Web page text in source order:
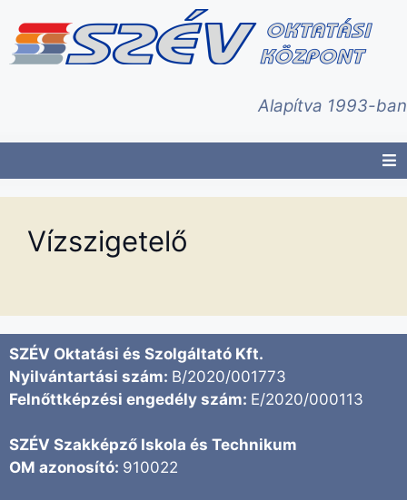
Alapítva 1993-ban
Vízszigetelő
SZÉV Oktatási és Szolgáltató Kft.
Nyilvántartási szám: B/2020/001773
Felnőttképzési engedély szám: E/2020/000113
SZÉV Szakképző Iskola és Technikum
OM azonosító: 910022